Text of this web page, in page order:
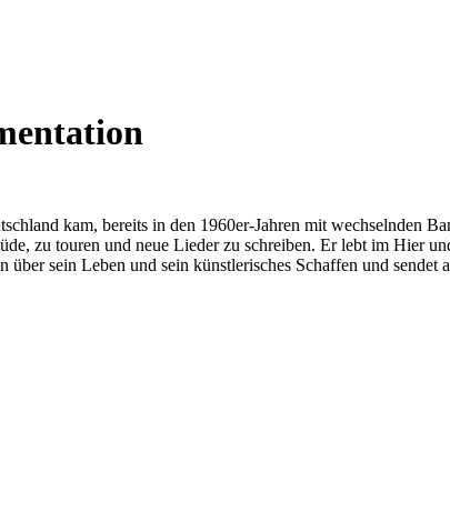
kam, bereits in den 1960er-Jahren mit wechselnden
zu touren und neue Lieder zu schreiben. Er lebt im Hier
sein Leben und sein künstlerisches Schaffen und sendet